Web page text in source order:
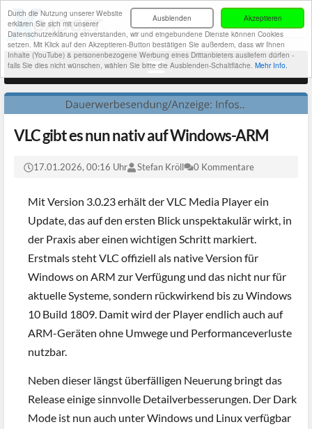
Akzeptieren
Ausblenden
Durch die Nutzung unserer Website
erklären Sie sich mit unserer
Datenschutzerklärung einverstanden, wir und eingebundene Dienste können Cookies
setzen. Mit Klick auf den Akzeptieren-Button bestätigen Sie außerdem, dass wir Ihnen
Inhalte (YouTube) & personenbezogene Werbung eines Drittanbieters ausliefern dürfen -
falls Sie dies nicht wünschen, wählen Sie bitte die Ausblenden-Schaltfläche. Mehr Info.
VLC gibt es nun nativ auf Windows-ARM
17.01.2026, 00:16 Uhr Stefan Kröll 0 Kommentare
Mit Version 3.0.23 erhält der VLC Media Player ein
Update, das auf den ersten Blick unspektakulär wirkt, in
der Praxis aber einen wichtigen Schritt markiert.
Erstmals steht VLC offiziell als native Version für
Windows on ARM zur Verfügung und das nicht nur für
aktuelle Systeme, sondern rückwirkend bis zu Windows
10 Build 1809. Damit wird der Player endlich auch auf
ARM-Geräten ohne Umwege und Performanceverluste
nutzbar.
Neben dieser längst überfälligen Neuerung bringt das
Release einige sinnvolle Detailverbesserungen. Der Dark
Mode ist nun auch unter Windows und Linux verfügbar